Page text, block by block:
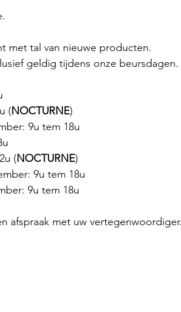
met tal van nieuwe producten.
geldig tijdens onze beursdagen.
(NOCTURNE)
9u tem 18u
(NOCTURNE)
9u tem 18u
9u tem 18u
afspraak met uw